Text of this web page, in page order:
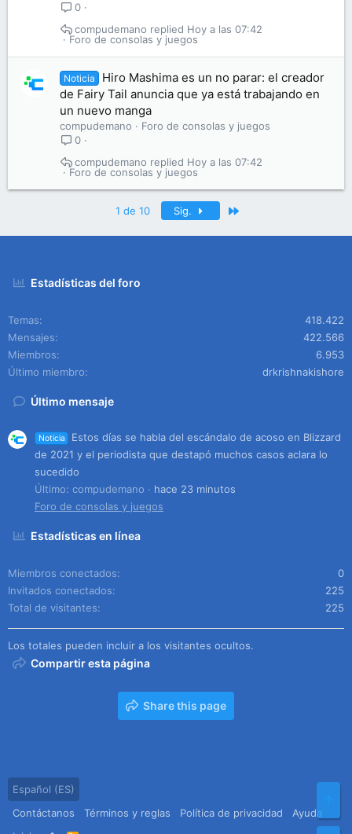
0
Foro de consolas y juegos
Hoy a las 07:42
compudemano
Noticia
Hiro Mashima es un no parar: el creador
de Fairy Tail anuncia que ya está trabajando en
un nuevo manga
compudemano
Foro de consolas y juegos
0
Foro de consolas y juegos
Hoy a las 07:42
compudemano
1 de 10 Sig.
Estadísticas del foro
Temas
418.422
Mensajes
422.566
Miembros
6.953
Último miembro
drkrishnakishore
Último mensaje
Noticia
Estos días se habla del escándalo de acoso en Blizzard
de 2021 y el periodista que destapó muchos casos aclara lo
sucedido
Último: compudemano
hace 23 minutos
Foro de consolas y juegos
Estadísticas en línea
Miembros conectados
0
Invitados conectados
225
Total de visitantes
225
Los totales pueden incluir a los visitantes ocultos.
Compartir esta página
Share this page
Español (ES)
Contáctanos
Términos y reglas Política de privacidad
Ayuda